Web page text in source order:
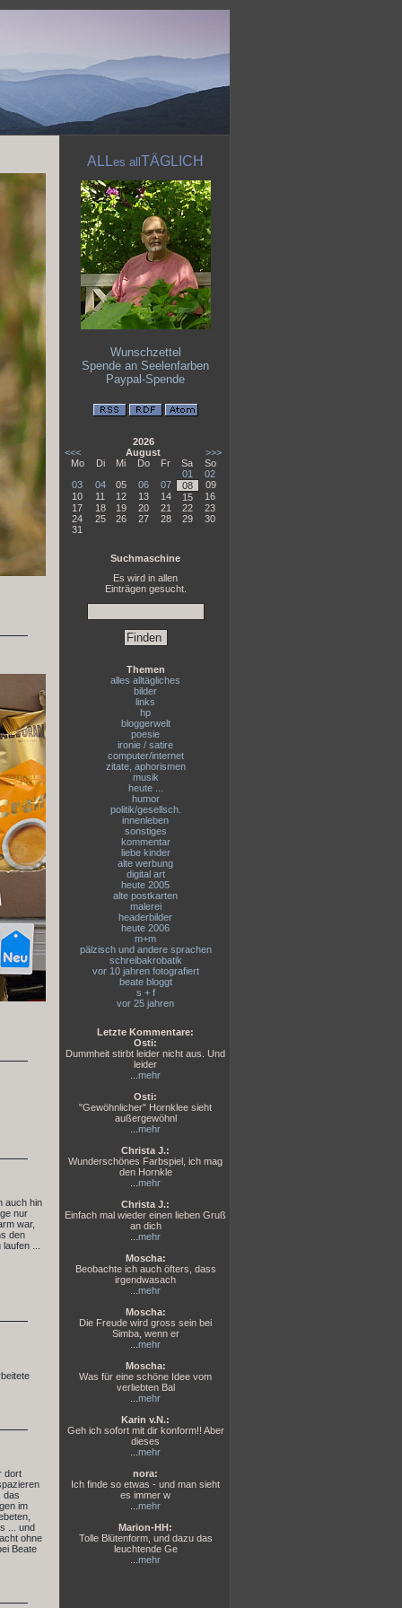
auch hin
nur
war,
den
...
dort
das
im
... und
ohne
Beate
ALLes all TÄGLICH
Wunschzettel
Spende an Seelenfarben
Paypal-Spende
2026
<<<
August
>>>
Mo
Di Mi Do Fr Sa
So
01
02
03
04 05 06 07 08
09
10
11 12 13 14 15
16
17
18 19 20 21 22
23
24
25 26 27 28 29
30
31
Suchmaschine
Es wird in allen
Einträgen gesucht.
Themen
alles alltägliches
bilder
links
hp
bloggerwelt
poesie
ironie / satire
computer/internet
zitate, aphorismen
musik
heute ...
humor
politik/gesellsch.
innenleben
sonstiges
kommentar
liebe kinder
alte werbung
digital art
heute 2005
alte postkarten
malerei
headerbilder
heute 2006
m+m
pälzisch und andere sprachen
schreibakrobatik
vor 10 jahren fotografiert
beate bloggt
s + f
vor 25 jahren
Letzte Kommentare:
Osti:
Dummheit stirbt leider nicht aus. Und
leider
mehr
Osti:
"Gewöhnlicher" Hornklee sieht
außergewöhnl
mehr
Christa J.:
Wunderschönes Farbspiel, ich mag
den Hornkle
mehr
Christa J.:
Einfach mal wieder einen lieben Gruß
an dich
mehr
Moscha:
Beobachte ich auch öfters, dass
irgendwasach
mehr
Moscha:
Die Freude wird gross sein bei
Simba, wenn er
mehr
Moscha:
Was für eine schöne Idee vom
verliebten Bal
mehr
Karin v.N.:
Geh ich sofort mit dir konform!! Aber
dieses
mehr
nora:
Ich finde so etwas - und man sieht
es immer w
mehr
Marion-HH:
Tolle Blütenform, und dazu das
leuchtende Ge
mehr